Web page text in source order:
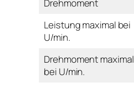
Drehmoment
Leistung maximal bei
U/min.
Drehmoment maximal
bei U/min.